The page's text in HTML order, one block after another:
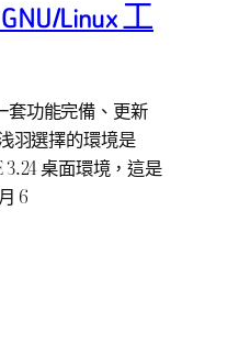
Linux 工
套功能完備、更新
羽選擇的環境是
3.24 桌面環境，這是
6